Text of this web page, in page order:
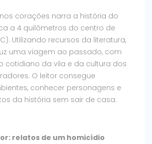
corações narra a história do
a 4 quilômetros do centro de
Utilizando recursos da literatura,
uma viagem ao passado, com
cotidiano da vila e da cultura dos
O leitor consegue
conhecer personagens e
da história sem sair de casa.
relatos de um homicídio